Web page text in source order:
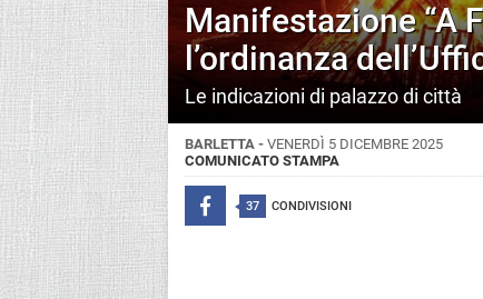
Manifestazione “A
l’ordinanza
Le indicazioni di palazzo di città
BARLETTA - VENERDÌ 5 DICEMBRE 2025
COMUNICATO STAMPA
37 CONDIVISIONI